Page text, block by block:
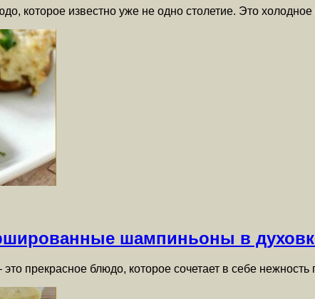
которое известно уже не одно столетие. Это
шампиньоны в
прекрасное блюдо, которое сочетает в себе